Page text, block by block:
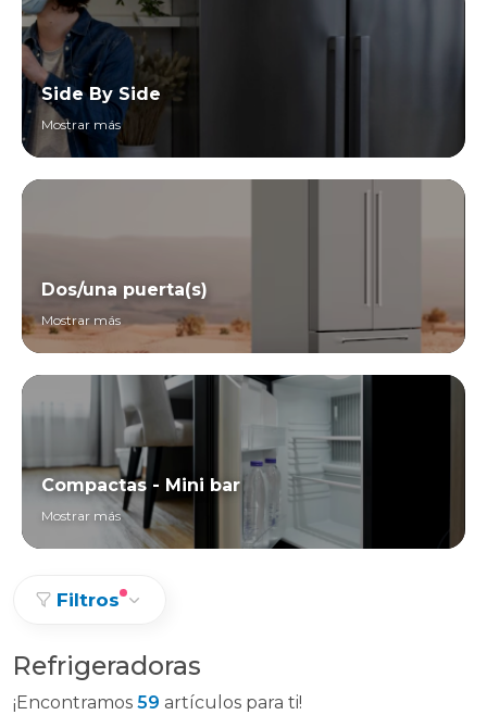
Side By Side
Mostrar más
Dos/una puerta(s)
Mostrar más
Compactas - Mini bar
Mostrar más
Filtros
Refrigeradoras
¡Encontramos 59 artículos para ti!